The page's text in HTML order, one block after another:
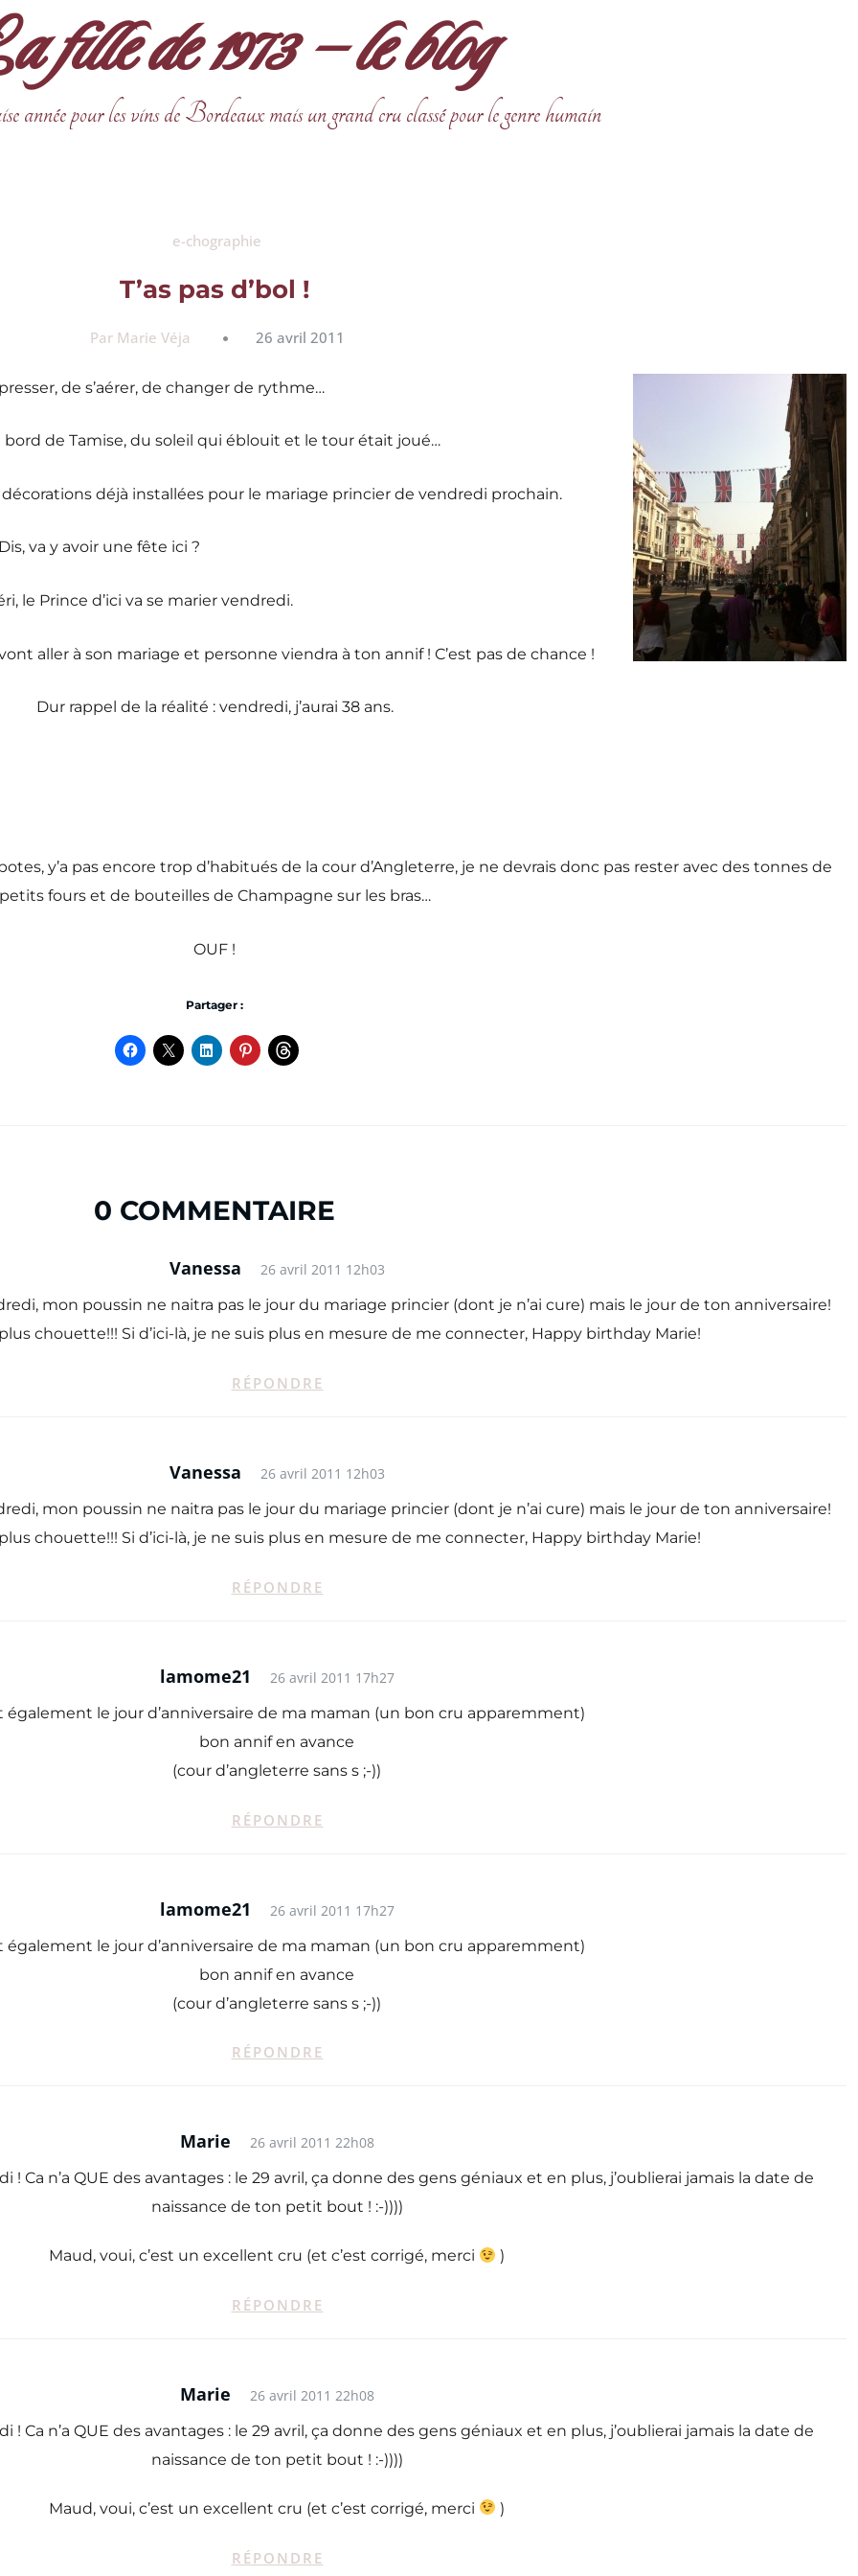
de 1973 – le blog
année pour les vins de Bordeaux mais un grand cru classé pour le genre humain
e-chographie
T’as pas d’bol !
Par Marie Véja 26 avril 2011
de s’aérer, de changer de rythme…
de Tamise, du soleil qui éblouit et le tour était joué…
déjà installées pour le mariage princier de vendredi prochain.
va y avoir une fête ici ?
le Prince d’ici va se marier vendredi.
aller à son mariage et personne viendra à ton annif ! C’est pas de chance !
Dur rappel de la réalité : vendredi, j’aurai 38 ans.
y’a pas encore trop d’habitués de la cour d’Angleterre, je ne devrais donc pas rester avec des tonnes de
fours et de bouteilles de Champagne sur les bras…
OUF !
Partager :
0 COMMENTAIRE
Vanessa
26 avril 2011 12h03
mon poussin ne naitra pas le jour du mariage princier (dont je n’ai cure) mais le jour de ton anniversaire!
chouette!!! Si d’ici-là, je ne suis plus en mesure de me connecter, Happy birthday Marie!
RÉPONDRE
Vanessa
26 avril 2011 12h03
mon poussin ne naitra pas le jour du mariage princier (dont je n’ai cure) mais le jour de ton anniversaire!
chouette!!! Si d’ici-là, je ne suis plus en mesure de me connecter, Happy birthday Marie!
RÉPONDRE
lamome21
26 avril 2011 17h27
également le jour d’anniversaire de ma maman (un bon cru apparemment)
bon annif en avance
(cour d’angleterre sans s ;-))
RÉPONDRE
lamome21
26 avril 2011 17h27
également le jour d’anniversaire de ma maman (un bon cru apparemment)
bon annif en avance
(cour d’angleterre sans s ;-))
RÉPONDRE
Marie
26 avril 2011 22h08
! Ca n’a QUE des avantages : le 29 avril, ça donne des gens géniaux et en plus, j’oublierai jamais la date de
naissance de ton petit bout ! :-))))
Maud, voui, c’est un excellent cru (et c’est corrigé, merci )
RÉPONDRE
Marie
26 avril 2011 22h08
! Ca n’a QUE des avantages : le 29 avril, ça donne des gens géniaux et en plus, j’oublierai jamais la date de
naissance de ton petit bout ! :-))))
Maud, voui, c’est un excellent cru (et c’est corrigé, merci )
RÉPONDRE